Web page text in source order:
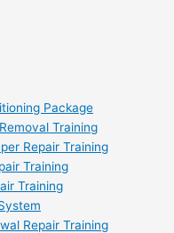
Package
Training
Repair Training
Training
Training
Repair Training